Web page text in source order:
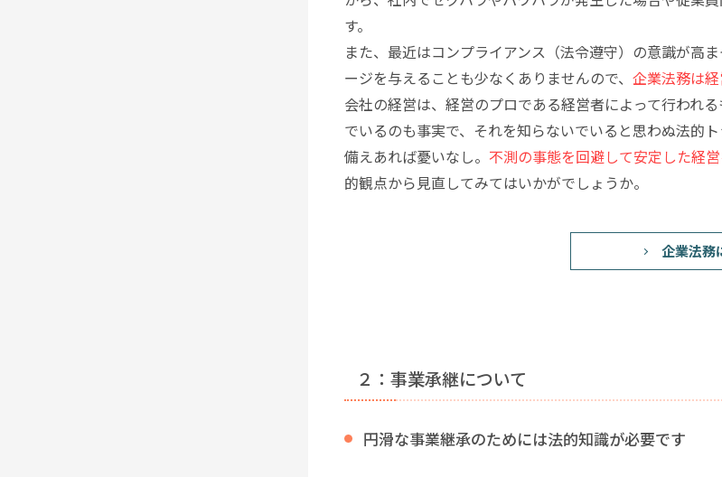
す。
また、最近はコンプライアンス（法令遵守）の意識が高
ージを与えることも少なくありませんので、 企業法務は
会社の経営は、経営のプロである経営者によって行われ
でいるのも事実で、それを知らないでいると思わぬ法的
備えあれば憂いなし。 不測の事態を回避して安定した経
的観点から見直してみてはいかがでしょうか。
企業法務
２：事業承継について
円滑な事業継承のためには法的知識が必要です